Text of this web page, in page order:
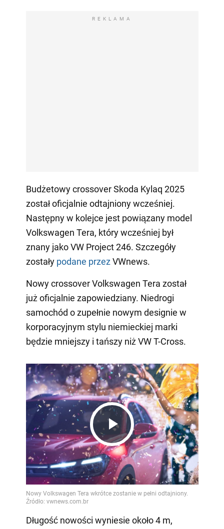
REKLAMA
Budżetowy crossover Skoda Kylaq 2025
został oficjalnie odtajniony wcześniej.
Następny w kolejce jest powiązany model
Volkswagen Tera, który wcześniej był
znany jako VW Project 246. Szczegóły
zostały podane przezVWnews.
Nowy crossover Volkswagen Tera został
już oficjalnie zapowiedziany. Niedrogi
samochód o zupełnie nowym designie w
korporacyjnym stylu niemieckiej marki
będzie mniejszy i tańszy niż VW T-Cross.
Play
Video
Długość nowości wyniesie około 4 m,